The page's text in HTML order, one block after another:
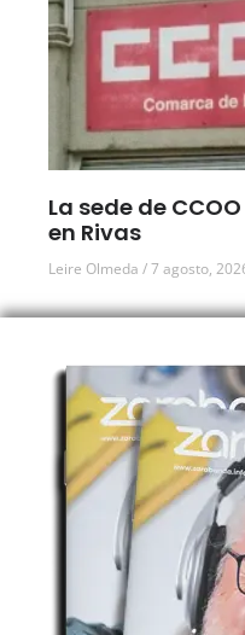
La sede de
en Rivas
Leire Olmeda 7 agosto,